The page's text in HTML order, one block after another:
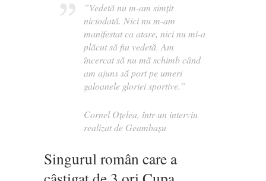
”Vedetă nu m-am simţit
niciodată. Nici nu m-am
manifestat ca atare, nici nu mi-a
plăcut să fiu vedetă. Am
încercat să nu mă schimb când
am ajuns să port pe umeri
galoanele gloriei sportive.”
Cornel Oțelea, într-un interviu
realizat de Geambașu
Singurul român care a